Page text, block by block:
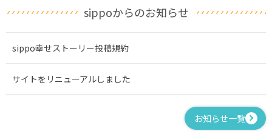
sippoからのお知らせ
sippo幸せストーリー投稿規約
サイトをリニューアルしました
お知らせ一覧